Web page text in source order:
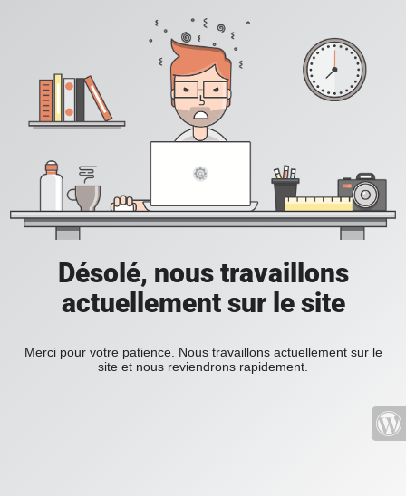
Désolé, nous travaillons
actuellement sur le site
Merci pour votre patience. Nous travaillons actuellement sur le
site et nous reviendrons rapidement.